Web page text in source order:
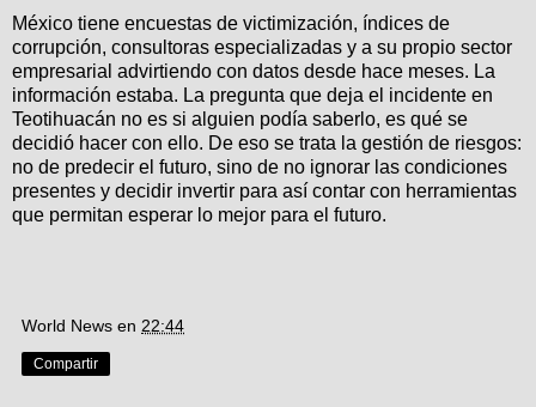
México tiene encuestas de victimización, índices de
corrupción, consultoras especializadas y a su propio sector
empresarial advirtiendo con datos desde hace meses. La
información estaba. La pregunta que deja el incidente en
Teotihuacán no es si alguien podía saberlo, es qué se
decidió hacer con ello. De eso se trata la gestión de riesgos:
no de predecir el futuro, sino de no ignorar las condiciones
presentes y decidir invertir para así contar con herramientas
que permitan esperar lo mejor para el futuro.
World News en 22:44
Compartir